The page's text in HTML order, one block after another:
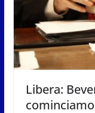
Libera: